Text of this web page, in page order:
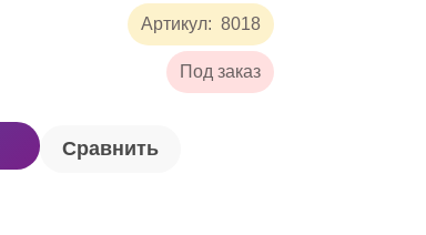
Артикул: 8018
Под заказ
Сравнить